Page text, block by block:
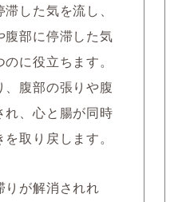
した気を流し、
腹部に停滞した気
に役立ちます。
、腹部の張りや腹
れ、心と腸が同時
取り戻します。
りが解消されれ